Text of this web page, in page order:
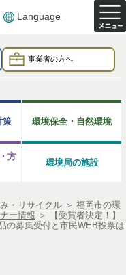
Language
事業者の方へ
策 環境保全・自然環境
方
環境局の施設
・リサイクル ＞ 福岡市の環
ー情報 ＞
【受賞者決定！】
の募集受付と市民WEB投票は